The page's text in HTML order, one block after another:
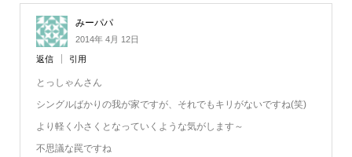
みーパパ
2014年 4月 12日
返信 引用
とっしゃんさん
シングルばかりの我が家ですが、それでもキリがないですね(笑)
より軽く小さくとなっていくような気がします～
不思議な罠ですね